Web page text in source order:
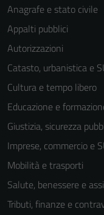
Anagrafe e stato civile
Appalti pubblici
Autorizzazioni
Catasto, urbanistica e
Cultura e tempo libero
Educazione e
Giustizia, sicurezza
Imprese, commercio e
Mobilità e trasporti
Salute, benessere e
Tributi, finanze e